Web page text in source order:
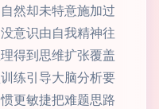
然却未特意施加过
意识由自我精神往
得到思维扩张覆盖
练引导大脑分析要
更敏捷把难题思路